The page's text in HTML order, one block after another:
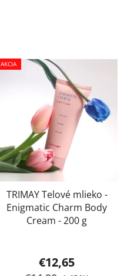
AKCIA
TRIMAY Telové mlieko -
Enigmatic Charm Body
Cream - 200 g
€12,65